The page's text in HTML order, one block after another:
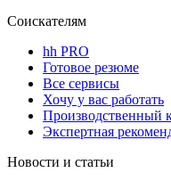
Соискателям
hh PRO
Готовое резюме
Все сервисы
Хочу у вас работать
Производственный
Экспертная
Новости и статьи